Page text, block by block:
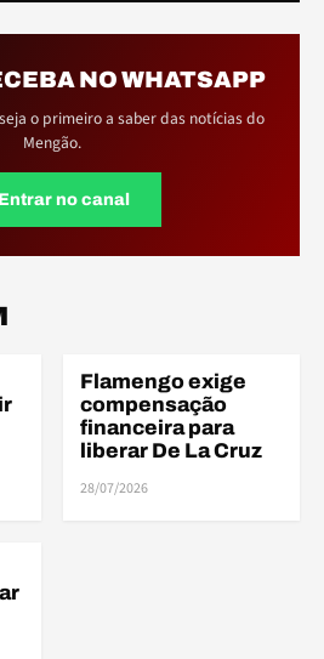
NO WHATSAPP
o primeiro a saber das notícias do
Mengão.
Entrar no canal
FINANÇAS
Flamengo exige
compensação
financeira para
liberar De La Cruz
28/07/2026